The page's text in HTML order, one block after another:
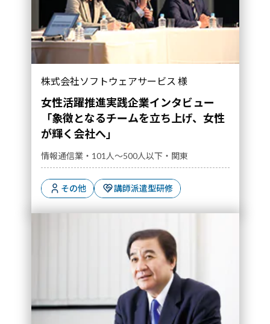
株式会社ソフトウェアサービス 様
女性活躍推進実践企業インタビュー
「象徴となるチームを立ち上げ、女性
が輝く会社へ」
情報通信業・101人～500人以下・関東
その他 講師派遣型研修